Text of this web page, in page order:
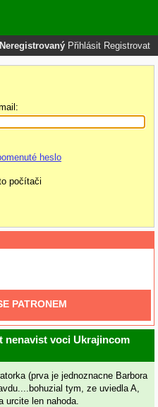
Neregistrovaný Přihlásit Registrovat
heslo
počítači
PATRONEM
nenavist voci Ukrajincom
(prva je jednoznacne Barbora
tym, ze uviedla A,
urcite len nahoda.